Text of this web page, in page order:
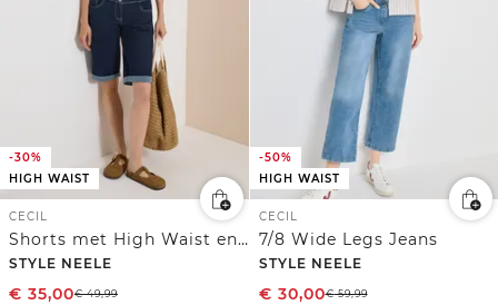
-30%
HIGH WAIST
CECIL
Shorts met High Waist en Wide Leg pijpen in een Loose Fit pasvorm
STYLE NEELE
€ 35,00€49,99
-50%
HIGH WAIST
CECIL
7/8 Wide Legs Jeans
STYLE NEELE
€ 30,00€59,99